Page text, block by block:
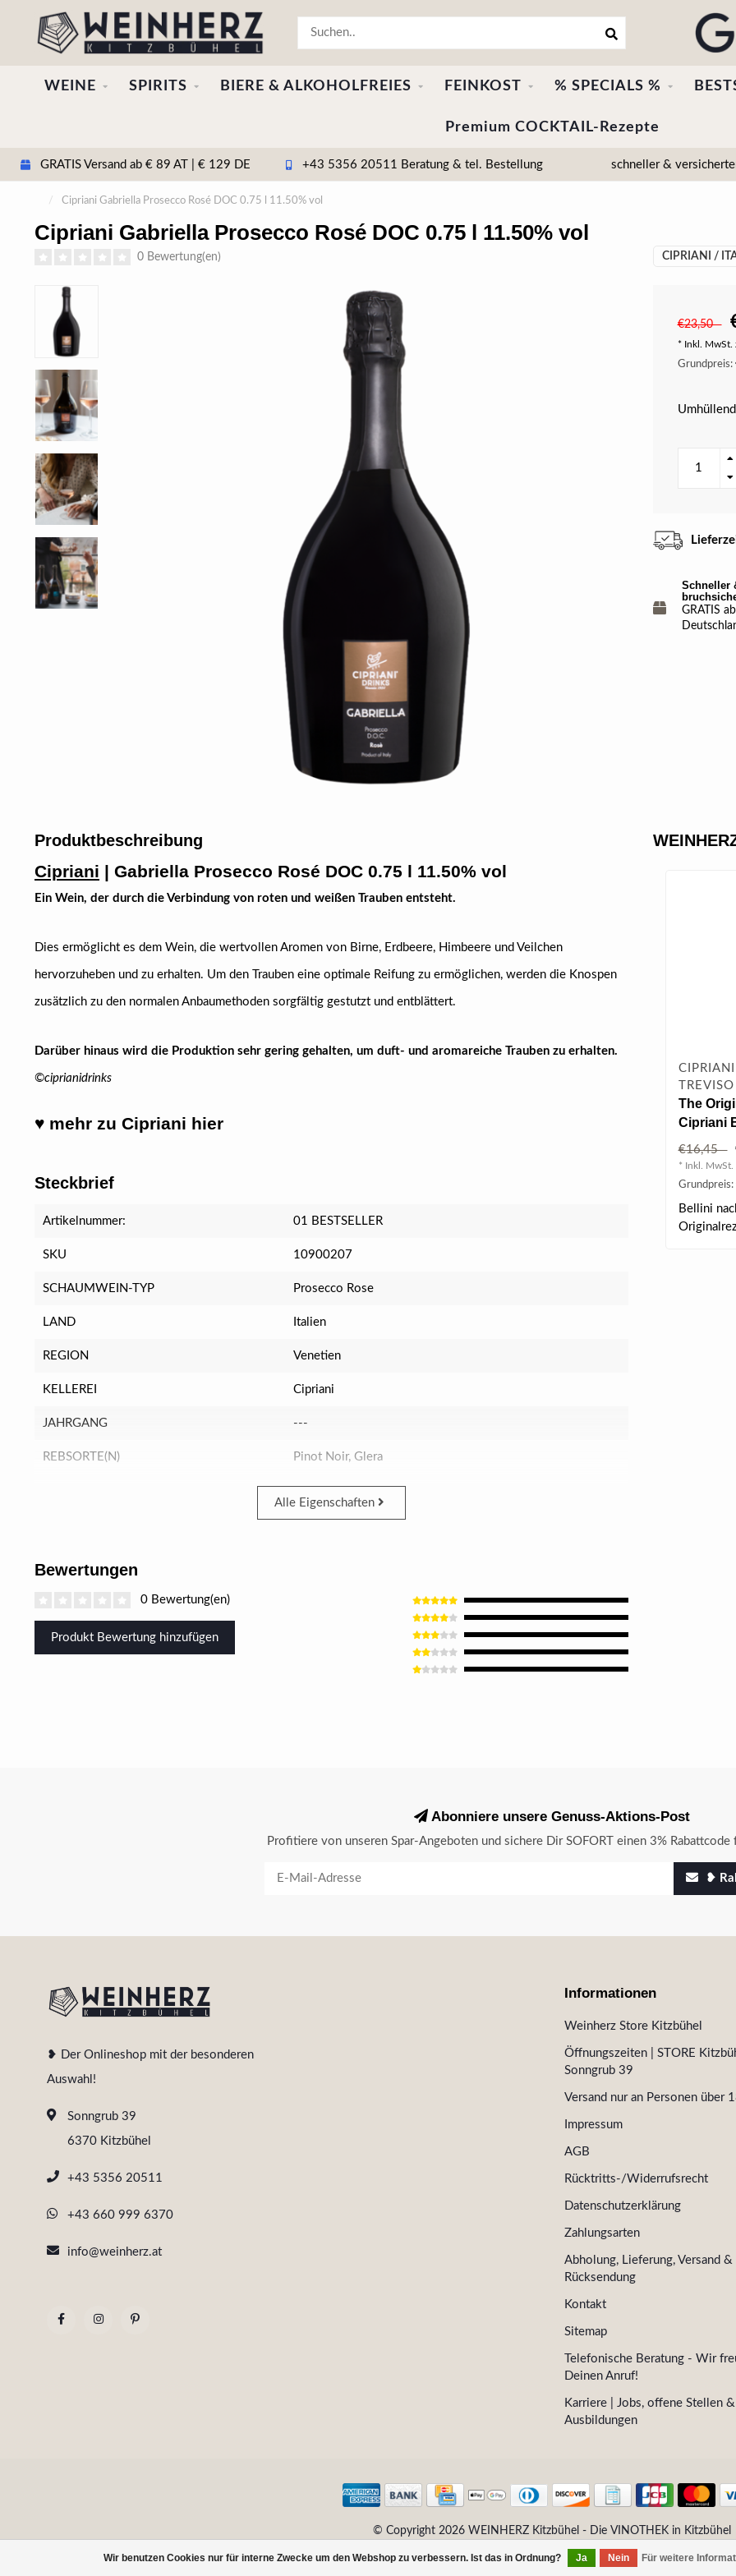
WEINE SPIRITS BIERE & ALKOHOLFREIES FEINKOST % SPECIALS %
Premium COCKTAIL-Rezepte
GRATIS Versand ab € 89 AT | € 129 DE +43 5356 20511 Beratung & tel. Bestellung schneller &
/ Cipriani Gabriella Prosecco Rosé DOC 0.75 l 11.50% vol
Cipriani Gabriella Prosecco Rosé DOC 0.75 l 11.50% vol
0 Bewertung(en) CIPRIANI /
€23,50
* Inkl. MwSt.
Schneller
GRATIS
Produktbeschreibung
Cipriani | Gabriella Prosecco Rosé DOC 0.75 l 11.50% vol
Ein Wein, der durch die Verbindung von roten und weißen Trauben entsteht.
Dies ermöglicht es dem Wein, die wertvollen Aromen von Birne, Erdbeere, Himbeere und Veilchen
hervorzuheben und zu erhalten. Um den Trauben eine optimale Reifung zu ermöglichen, werden die Knospen
zusätzlich zu den normalen Anbaumethoden sorgfältig gestutzt und entblättert.
Darüber hinaus wird die Produktion sehr gering gehalten, um duft- und aromareiche Trauben zu erhalten.
©ciprianidrinks
♥ mehr zu Cipriani hier
Steckbrief
Artikelnummer: 01 BESTSELLER
SKU 10900207
SCHAUMWEIN-TYP Prosecco Rose
LAND Italien
REGION Venetien
KELLEREI Cipriani
JAHRGANG ---
REBSORTE(N) Pinot Noir, Glera
Alle Eigenschaften
Bewertungen
0 Bewertung(en)
Produkt Bewertung hinzufügen
TREVISO
The
Cipriani
0.75 l
€16,45
* Inkl. MwSt.
Bellini
Wir benutzen Cookies nur für interne Zwecke um den Webshop zu verbessern. Ist das in Ordnung? Ja Nein Für weitere
Abonniere unsere Genuss-Aktions-Post
Profitiere von unseren Spar-Angeboten und sichere Dir SOFORT einen 3% Rabattcode
❥
❥ Der Onlineshop mit der besonderen
Auswahl!
Sonngrub 39
6370 Kitzbühel
+43 5356 20511
+43 660 999 6370
info@weinherz.at
Informationen
Weinherz Store Kitzbühel
Öffnungszeiten | STORE
Sonngrub 39
Versand nur an Personen über
Impressum
AGB
Rücktritts-/Widerrufsrecht
Datenschutzerklärung
Zahlungsarten
Abholung, Lieferung, Versand &
Rücksendung
Kontakt
Sitemap
Telefonische Beratung - Wir
Deinen Anruf!
Karriere | Jobs, offene Stellen &
Ausbildungen
© Copyright 2026 WEINHERZ Kitzbühel - Die VINOTHEK in Kitzbühel